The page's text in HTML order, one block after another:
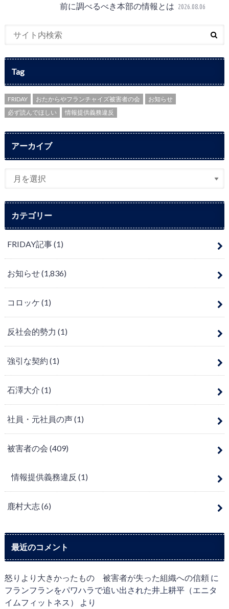
前に調べるべき本部の情報とは 2026.08.06
Tag
FRIDAY おたからやフランチャイズ被害者の会
お知らせ
必ず読んでほしい
情報提供義務違反
アーカイブ
カテゴリー
FRIDAY記事(1)
お知らせ(1,836)
コロッケ (1)
反社会的勢力 (1)
強引な契約 (1)
石澤大介 (1)
社員・元社員の声(1)
被害者の会 (409)
情報提供義務違反 (1)
鹿村大志(6)
最近のコメント
怒りより大きかったもの 被害者が失った組織への信頼に
フランフランをパワハラで追い出された井上耕平（エニタ
イムフィットネス）
より